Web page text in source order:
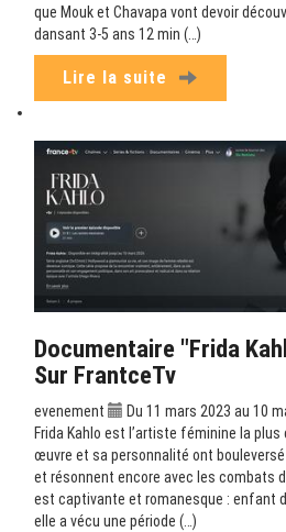
que Mouk et Chavapa vont devoir
dansant 3-5 ans 12 min (…)
Lire la suite
Documentaire "Frida
Sur FrantceTv
evenement
Du 11 mars 2023 au 10
Frida Kahlo est l’artiste féminine la plus
œuvre et sa personnalité ont
et résonnent encore avec les combats
est captivante et romanesque : enfant
elle a vécu une période (…)